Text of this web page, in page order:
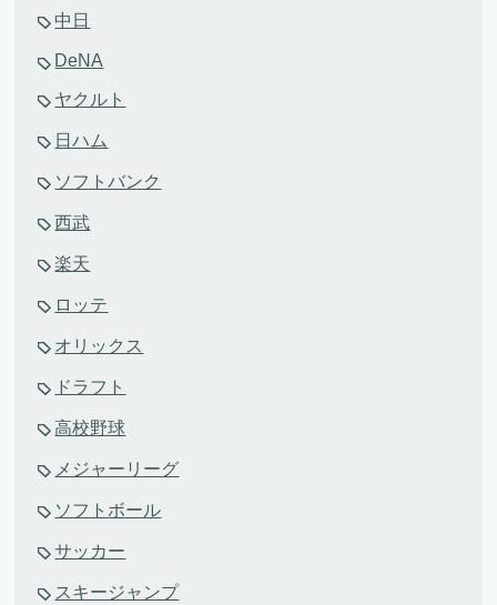
中日
DeNA
ヤクルト
日ハム
ソフトバンク
西武
楽天
ロッテ
オリックス
ドラフト
高校野球
メジャーリーグ
ソフトボール
サッカー
スキージャンプ